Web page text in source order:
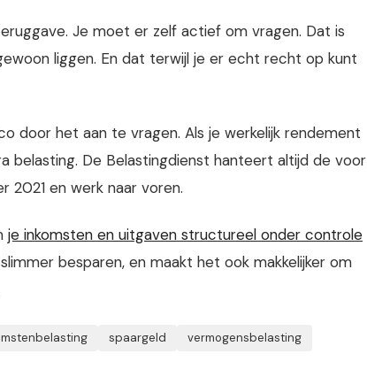
Je moet er zelf actief om vragen. Dat is
liggen. En dat terwijl je er echt recht op kunt
door het aan te vragen. Als je werkelijk rendement
De Belastingdienst hanteert altijd de voor
2021 en werk naar voren.
je inkomsten en uitgaven structureel onder controle
besparen, en maakt het ook makkelijker om
spaargeld
vermogensbelasting